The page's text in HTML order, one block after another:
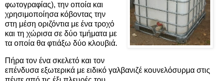
φωτογραφίας), την οποία και
χρησιμοποίησα κόβοντας την
στη μέση οριζόντια με ένα τροχό
και τη χώρισα σε δύο τμήματα με
τα οποία θα φτιάξω δύο κλουβιά.
Πήρα τον ένα σκελετό και τον
επένδυσα εξωτερικά με ειδικό γαλβανιζέ κουνελόσυρμα στις